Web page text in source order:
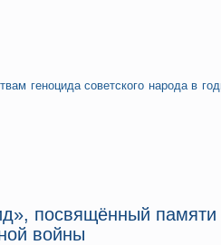
геноцида советского народа в
посвящённый памяти
войны